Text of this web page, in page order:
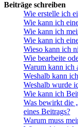
Beiträge schreiben
Wie erstelle ich
Wie kann ich
Wie kann ich
Wie kann ich
Wieso kann ich
Wie bearbeite
Warum kann ich
Weshalb kann
Weshalb wurde
Wie kann ich
Was bewirkt die
eines Beitrags?
Warum muss